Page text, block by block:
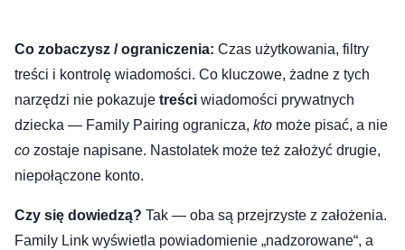
Co zobaczysz / ograniczenia: Czas użytkowania, filtry
treści i kontrolę wiadomości. Co kluczowe, żadne z tych
narzędzi nie pokazuje treści wiadomości prywatnych
dziecka — Family Pairing ogranicza, kto może pisać, a nie
co zostaje napisane. Nastolatek może też założyć drugie,
niepołączone konto.
Czy się dowiedzą? Tak — oba są przejrzyste z założenia.
Family Link wyświetla powiadomienie „nadzorowane“, a